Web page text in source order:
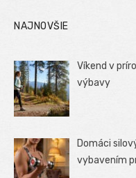
NAJNOVŠIE
Víkend v
výbavy
Domáci
vybavením